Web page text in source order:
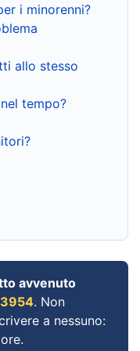
i minorenni?
allo stesso
tempo?
avvenuto
. Non
a nessuno: